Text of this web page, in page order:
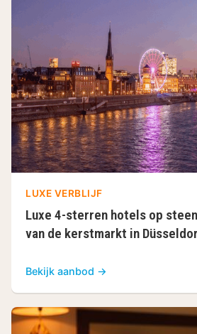
LUXE VERBLIJF
Luxe 4-sterren hotels op
van de kerstmarkt in
Bekijk aanbod →